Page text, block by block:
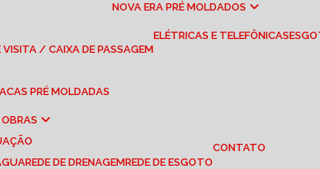
NOVA ERA PRÉ MOLDADOS
VISITA / CAIXA DE PASSAGEM
ELÉTRICAS E TELEFÔNICAS
PRÉ MOLDADAS
OBRAS
REDE DE DRENAGEM REDE DE ESGOTO
CONTATO